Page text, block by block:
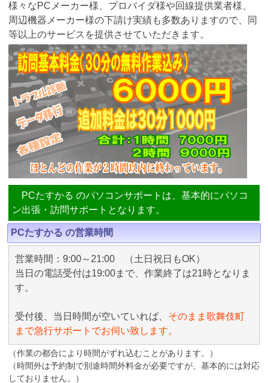
様々なPCメーカー様、プロバイダ様や回線提供業者様、
周辺機器メーカー様の下請け実績も多数ありますので、同
等以上のサービスを提供させていただきます。
PCたすかる のパソコンサポートは、基本的にパソコ
ン出張・訪問サポートとなります。
PCたすかる の営業時間
営業時間：9:00～21:00 （土日祝日もOK）
当日の電話受付は19:00まで、作業終了は21時となりま
す。
受付後、当日時間が空いていれば、 そのまま歌舞伎町
まで急行サポートでお伺い致します。
（作業の都合により時間がずれ込むことがあります。）
（時間外は予約制で別途時間外料金が必要ですが、基本的には対応
しておりません。）